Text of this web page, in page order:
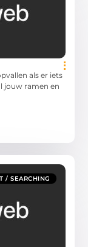
als er iets
jouw ramen en
/ SEARCHING